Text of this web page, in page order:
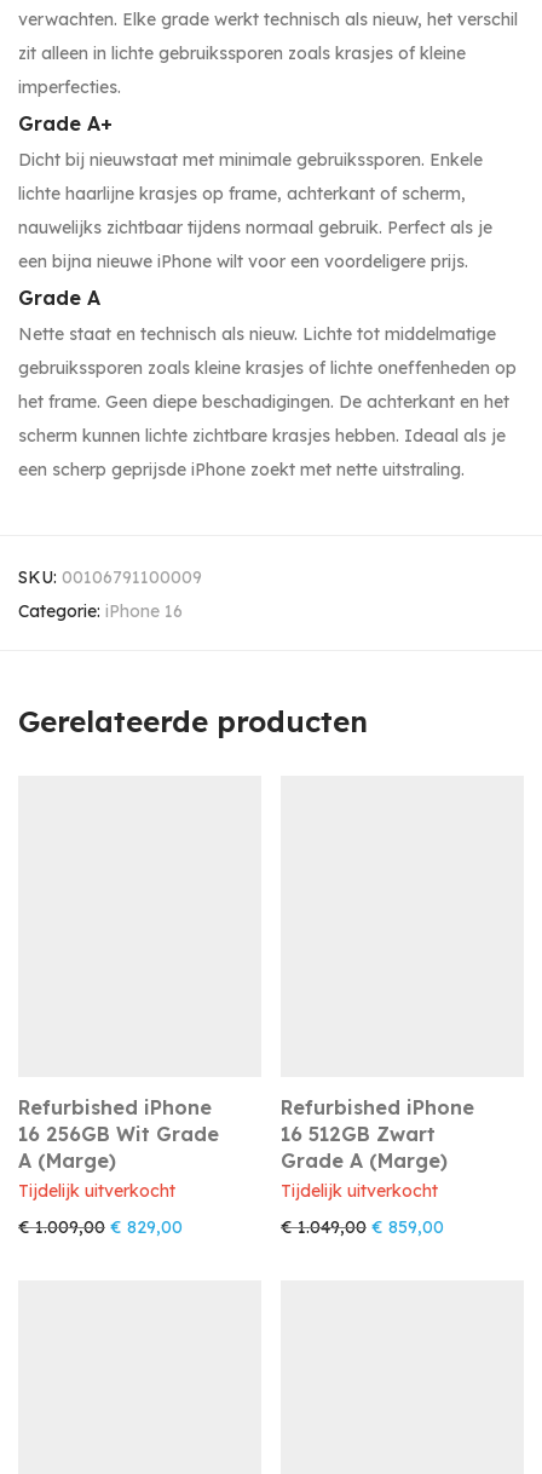
verwachten. Elke grade werkt technisch als nieuw, het verschil
zit alleen in lichte gebruikssporen zoals krasjes of kleine
imperfecties.
Grade A+
Dicht bij nieuwstaat met minimale gebruikssporen. Enkele
lichte haarlijne krasjes op frame, achterkant of scherm,
nauwelijks zichtbaar tijdens normaal gebruik. Perfect als je
een bijna nieuwe iPhone wilt voor een voordeligere prijs.
Grade A
Nette staat en technisch als nieuw. Lichte tot middelmatige
gebruikssporen zoals kleine krasjes of lichte oneffenheden op
het frame. Geen diepe beschadigingen. De achterkant en het
scherm kunnen lichte zichtbare krasjes hebben. Ideaal als je
een scherp geprijsde iPhone zoekt met nette uitstraling.
SKU: 00106791100009
Categorie: iPhone 16
Gerelateerde producten
Refurbished iPhone
16 256GB Wit Grade
A (Marge)
Tijdelijk uitverkocht
€1.009,00 Oorspronkelijke prijs was: € 1.009,00.
€ 829,00 Huidige prijs is: € 829,00.
Refurbished iPhone
16 512GB Zwart
Grade A (Marge)
Tijdelijk uitverkocht
€1.049,00 Oorspronkelijke prijs
€ 859,00